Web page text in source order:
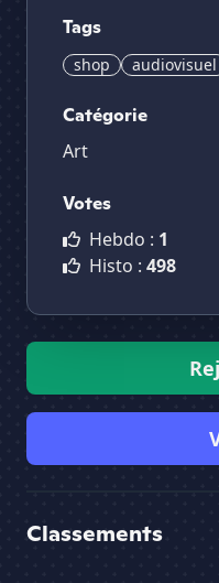
Tags
shop audiovisuel
Catégorie
Art
Votes
Hebdo : 1
Histo : 498
Classements